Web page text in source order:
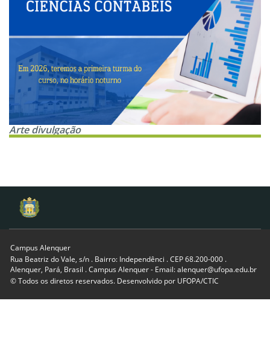
Arte divulgação
Campus Alenquer
Rua Beatriz do Vale, s/n . Bairro: Independênci . CEP 68.200-000 .
Alenquer, Pará, Brasil . Campus Alenquer - Email: alenquer@ufopa.edu.br
© Todos os diretos reservados. Desenvolvido por UFOPA/CTIC